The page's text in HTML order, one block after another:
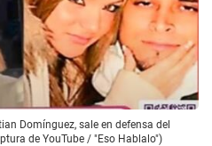
Domínguez, sale en defensa del
de YouTube / "Eso Hablalo")